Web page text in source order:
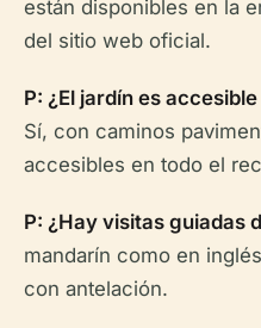
están disponibles en la
del sitio web oficial.
P: ¿El jardín es
Sí, con caminos
accesibles en todo el
P: ¿Hay visitas guiadas
mandarín como en
con antelación.